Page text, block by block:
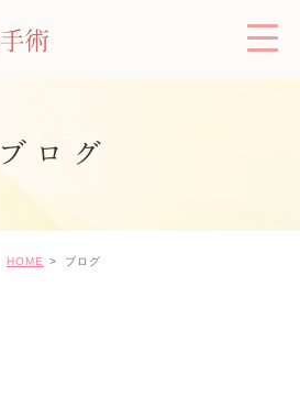
ブログ
HOME ブログ